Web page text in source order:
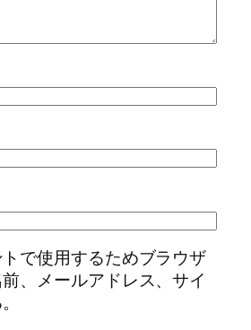
で使用するためブラウザ
、メールアドレス、サイ